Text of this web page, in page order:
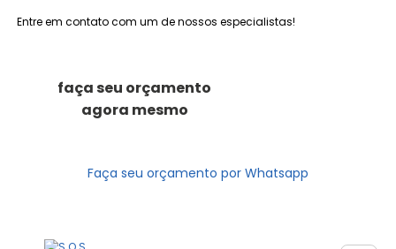
Entre em contato com um de nossos especialistas!
faça seu orçamento
agora mesmo
Faça seu orçamento por Whatsapp